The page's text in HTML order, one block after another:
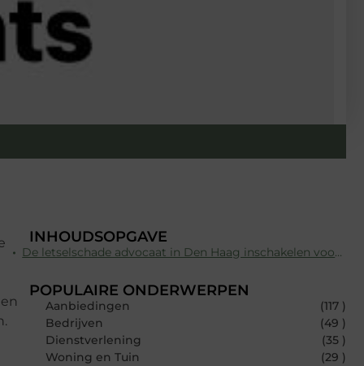
INHOUDSOPGAVE
De letselschade advocaat in Den Haag inschakelen voor een schadevergoeding voor immateriële schade
POPULAIRE ONDERWERPEN
Aanbiedingen
(117 )
Bedrijven
(49 )
Dienstverlening
(35 )
Woning en Tuin
(29 )